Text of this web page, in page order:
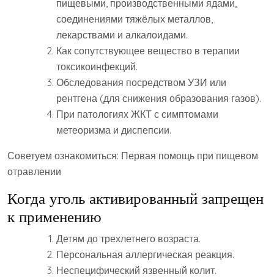
пищевыми, производственными ядами,
соединениями тяжёлых металлов,
лекарствами и алкалоидами.
Как сопутствующее вещество в терапии
токсикоинфекций.
Обследования посредством УЗИ или
рентгена (для снижения образования газов).
При патологиях ЖКТ с симптомами
метеоризма и диспепсии.
Советуем ознакомиться: Первая помощь при пищевом
отравлении
Когда уголь активированный запрещен
к применению
Детям до трехлетнего возраста.
Персональная аллергическая реакция.
Неспецифический язвенный колит.